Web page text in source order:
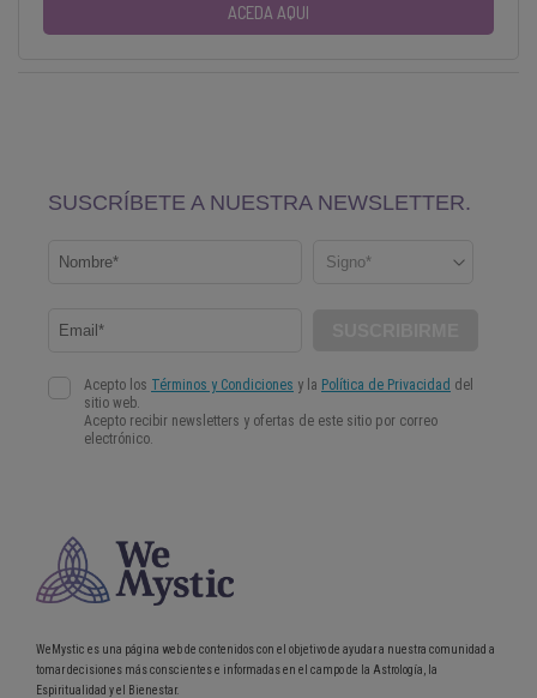
ACEDA AQUI
WeMystic es una página web de contenidos con el objetivo de ayudar a nuestra comunidad a
tomar decisiones más conscientes e informadas en el campo de la Astrología, la
Espiritualidad y el Bienestar.